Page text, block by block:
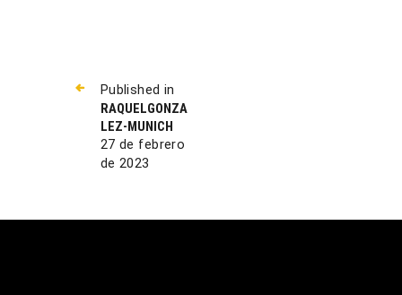
Published in
RAQUELGONZA
LEZ-MUNICH
27 de febrero
de 2023